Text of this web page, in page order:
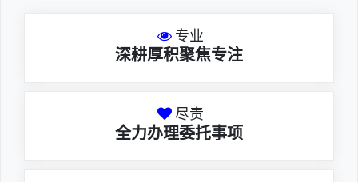
专业
深耕厚积聚焦专注
尽责
全力办理委托事项